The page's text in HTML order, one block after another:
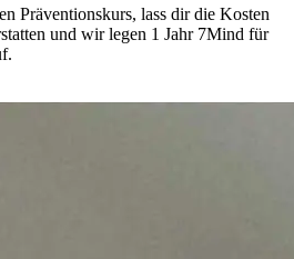
Präventionskurs, lass dir die Kosten
und wir legen 1 Jahr 7Mind für